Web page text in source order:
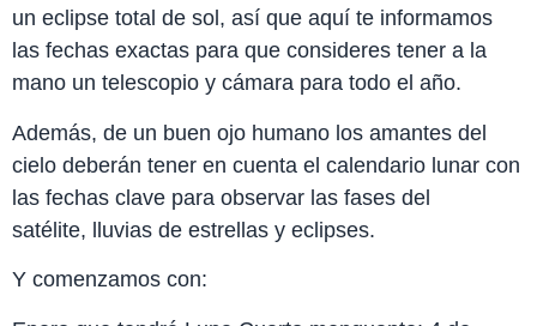
un eclipse total de sol, así que aquí te informamos
las fechas exactas para que consideres tener a la
mano un telescopio y cámara para todo el año.
Además, de un buen ojo humano los amantes del
cielo deberán tener en cuenta el calendario lunar con
las fechas clave para observar las fases del
satélite, lluvias de estrellas y eclipses.
Y comenzamos con: